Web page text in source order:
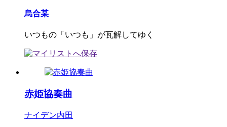
烏合某
いつもの「いつも」が瓦解してゆく
赤姫協奏曲
ナイデン内田